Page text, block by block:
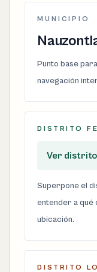
MUNICIPIO
Punto base
navegación
DISTRITO
Ver
Superpone el
entender a qué
ubicación.
DISTRITO